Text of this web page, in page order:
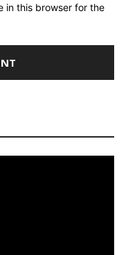
in this browser for the